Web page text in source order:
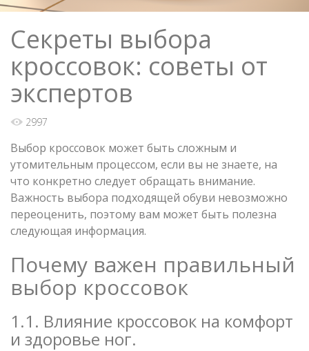
Секреты выбора
кроссовок: советы от
экспертов
2997
Выбор кроссовок может быть сложным и
утомительным процессом, если вы не знаете, на
что конкретно следует обращать внимание.
Важность выбора подходящей обуви невозможно
переоценить, поэтому вам может быть полезна
следующая информация.
Почему важен правильный
выбор кроссовок
1.1. Влияние кроссовок на комфорт
и здоровье ног.